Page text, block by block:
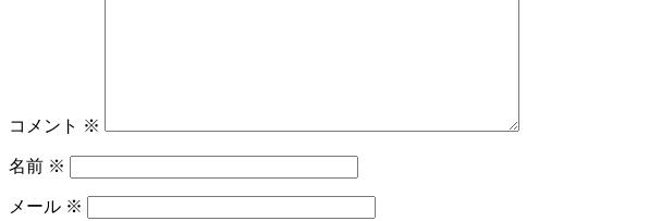
コメント ※
名前 ※
メール ※